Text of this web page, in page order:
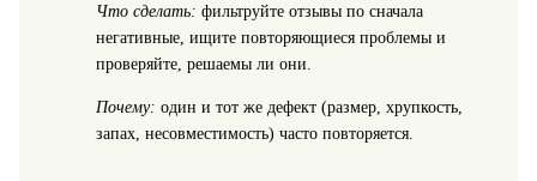
Что сделать: фильтруйте отзывы по сначала
негативные, ищите повторяющиеся проблемы и
проверяйте, решаемы ли они.
Почему: один и тот же дефект (размер, хрупкость,
запах, несовместимость) часто повторяется.